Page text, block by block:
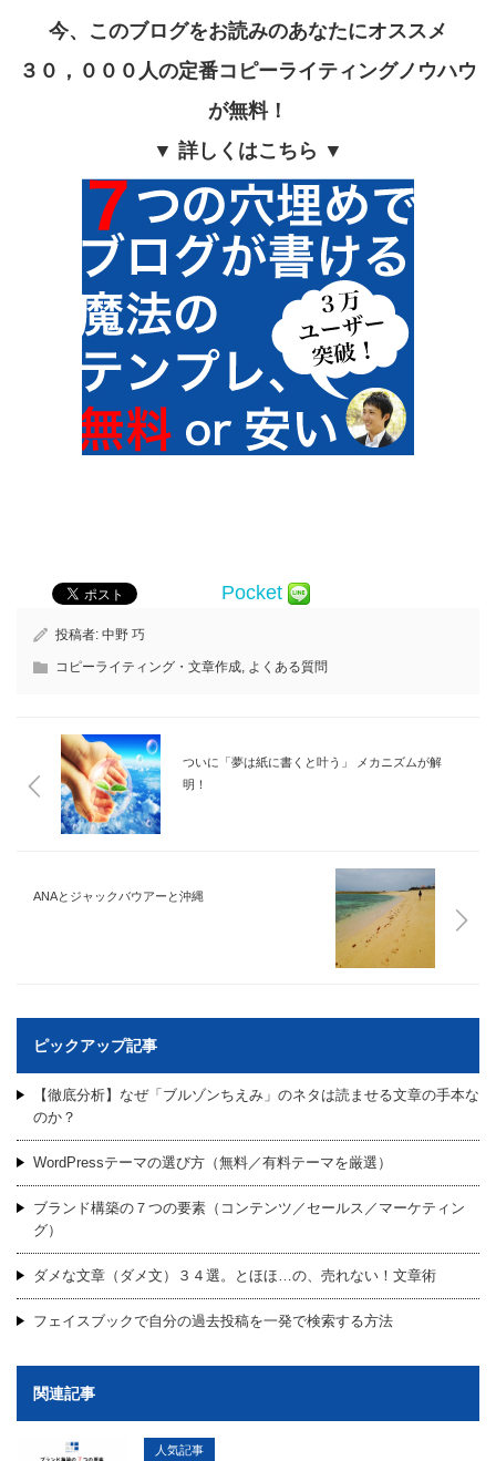
今、このブログをお読みのあなたにオススメ
３０，０００人の定番コピーライティングノウハウ
が無料！
▼ 詳しくはこちら ▼
Pocket
投稿者: 中野 巧
コピーライティング・文章作成 よくある質問
ついに「夢は紙に書くと叶う」 メカニズムが解
明！
ANAとジャックバウアーと沖縄
ピックアップ記事
【徹底分析】なぜ「ブルゾンちえみ」のネタは読ませる文章の手本な
のか？
WordPressテーマの選び方（無料／有料テーマを厳選）
ブランド構築の７つの要素（コンテンツ／セールス／マーケティン
グ）
ダメな文章（ダメ文）３４選。とほほ…の、売れない！文章術
フェイスブックで自分の過去投稿を一発で検索する方法
関連記事
人気記事